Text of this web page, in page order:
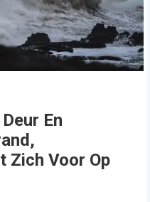
En
Zich Voor Op